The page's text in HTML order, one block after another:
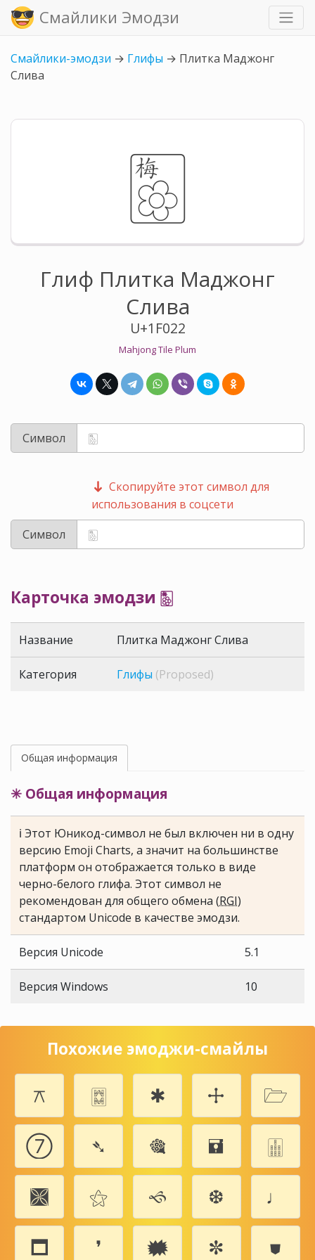
Смайлики Эмодзи
Смайлики-эмодзи → Глифы → Плитка Маджонг
Слива
🀢
Глиф Плитка Маджонг
Слива
U+1F022
Mahjong Tile Plum
Символ
Скопируйте этот символ для
использования в соцсети
Символ
Карточка эмодзи 🀢
Название Плитка Маджонг Слива
Категория Глифы (Proposed)
Общая информация
✳ Общая информация
ℹ Этот Юникод-символ не был включен ни в одну
версию Emoji Charts, а значит на большинстве
платформ он отображается только в виде
черно-белого глифа. Этот символ не
рекомендован для общего обмена (RGI)
стандартом Unicode в качестве эмодзи.
Версия Unicode 5.1
Версия Windows 10
Похожие эмоджи-смайлы
⚻ 🀗 ✱ 🕂
🗁
➆
➴ 🎕 🖬
🀖
🙫
⚝ 🙘 ❆
♩
🗖
❜ 🗰 ✼ ⛊